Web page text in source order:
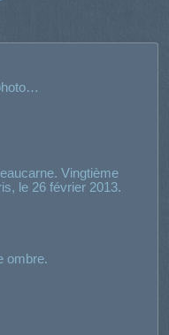
Vingtième
le 26 février 2013.
ombre.